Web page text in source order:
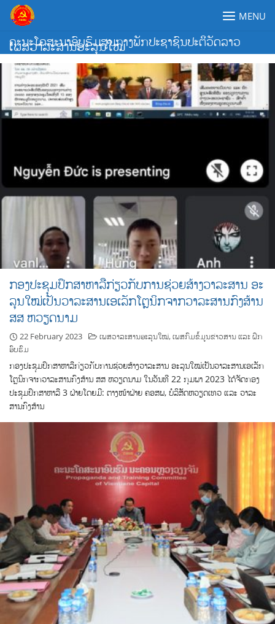
Skip
content
ຄະນະໂຄສະນາອົບຮົມສູນກາງພັກປະຊາຊົນປະຕິວັດລາວ
MENU
ເພສວາລະສານອະລຸນໃໝ່
ກອງປະຊຸມປຶກສາຫາລືກ່ຽວກັບການຊ່ວຍສ້າງວາລະສານ ອະ
ລຸນໃໝ່ເປັນວາລະສານເອເລັກໂຕຼນິກຈາກວາລະສານກົງສ້ານ
ສສ ຫວຽດນາມ
22 February 2023 ເພສວາລະສານອະລຸນໃໝ່,ເພສກົມຂໍ້ມູນຂ່າວສານ ແລະ ຝຶກ
ອົບຮົມ
ກອງປະຊຸມປຶກສາຫາລືກ່ຽວກັບການຊ່ວຍສ້າງວາລະສານ ອະລຸນໃໝ່ເປັນວາລະສານເອເລັກ
ໂຕຼນິກຈາກວາລະສານກົງສ້ານ ສສ ຫວຽດນາມ ໃນວັນທີ 22 ກຸມພາ 2023 ໄດ້ຈັດກອງ
ປະຊຸມປຶກສາຫາລື 3 ຝ່າຍໂດຍມີ: ຕາງໜ້າຝ່າຍ ຄອສພ, ບໍລິສັດຫວຽດເທວ ແລະ ວາລະ
ສານກົງສ້ານ